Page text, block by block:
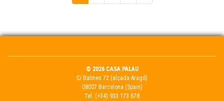
© 2026 CASA PALAU
C/ Balmes 72 (alçada Aragó)
08007 Barcelona (Spain)
Tel. (+34) 933 173 678